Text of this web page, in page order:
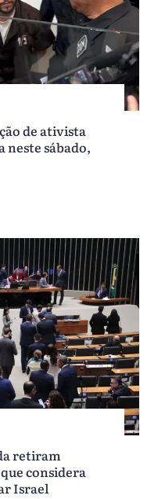
de ativista
neste sábado,
retiram
considera
Israel